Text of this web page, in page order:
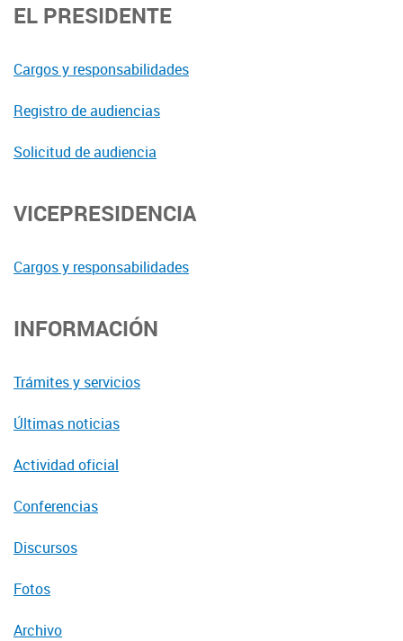
EL PRESIDENTE
Cargos y responsabilidades
Registro de audiencias
Solicitud de audiencia
VICEPRESIDENCIA
Cargos y responsabilidades
INFORMACIÓN
Trámites y servicios
Últimas noticias
Actividad oficial
Conferencias
Discursos
Fotos
Archivo